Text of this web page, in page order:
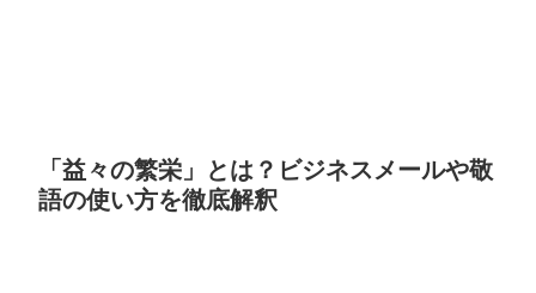
「益々の繁栄」とは？ビジネスメールや敬
語の使い方を徹底解釈